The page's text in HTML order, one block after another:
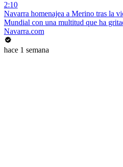
2:10
Navarra homenajea a Merino tras la
Mundial con una multitud que ha
Navarra.com
hace 1 semana